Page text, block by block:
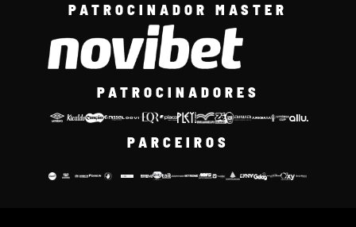
PATROCINADOR MASTER
PATROCINADORES
PARCEIROS